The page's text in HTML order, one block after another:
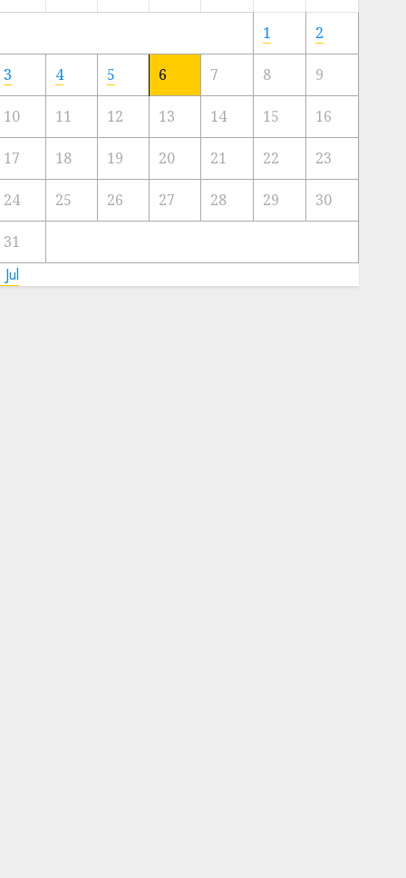
Artis
Kota
23/11/2024
0
1 2
3 4 5 6 7 8 9
10 11 12 13 14 15 16
17 18 19 20 21 22 23
24 25 26 27 28 29 30
31